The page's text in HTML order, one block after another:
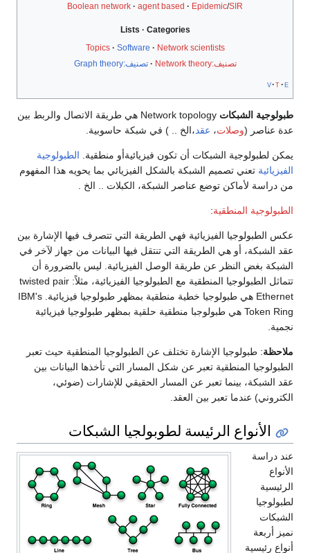
Boolean network
agent based Epidemic/SIR
Lists
Categories
Topics
Software
Network scientists
تصنيف:Network theory
تصنيف:Graph theory
v t e
طبولوجية الشبكات
Network topology هي طريقة الاتصال والربط بين
عدة عناصر (وصلات، عقد،الخ .. ) في شبكة حاسوبية.
يمكن لطبولوجية الشبكات أن تكون فيزيائيةأو منطقية. الطبولوجية
الفيزيائية تعني تصميم الشبكة بالشكل الفيزيائي بما يحويه هذا المفهوم
من دراسة لأماكن توضع عناصر الشبكة، الكبلات .. الخ .
الطبولوجية المنطقية:
عكس الطبولوجيا الفيزيائية فهي الطريقة التي تتصرف فيها الإشارة بين
عقد الشبكة، أو هي الطريقة التي تنتقل فيها البيانات من جهاز لآخر في
الشبكة بغض النظر عن طريقة الوصل الفيزيائية. ليس بالضرورة أن
تتماثل الطبولوجيا المنطقية مع الطبولوجيا الفيزيائية، مثلاً: twisted pair
Ethernet هي طبولوجيا خطية منطقية بمظهر طبولوجيا فيزيائية. IBM's
Token Ring هي طبولوجبا منطقية حلقية بمظهر طبولوجيا فيزيائية
نجمية.
ملاحظة: طبولوجيا الإشارة تختلف عن الطبولوجيا المنطقية حيث تعبر
الطبولوجيا المنطقية تعبر عن شكل المسار التي تأخذها البيانات بين
عقد الشبكة، بينما تعبر عن المسار الحقيقي للإشارات (ضوئي،
الكتروني) عندما تعبر بين العقد.
الأنواع الرئيسة لطوبولجيا الشبكات
عند دراسة
الأنواع
الرئيسية
لطبولوجيا
الشبكات
نميز أربعة
أنواع رئيسية